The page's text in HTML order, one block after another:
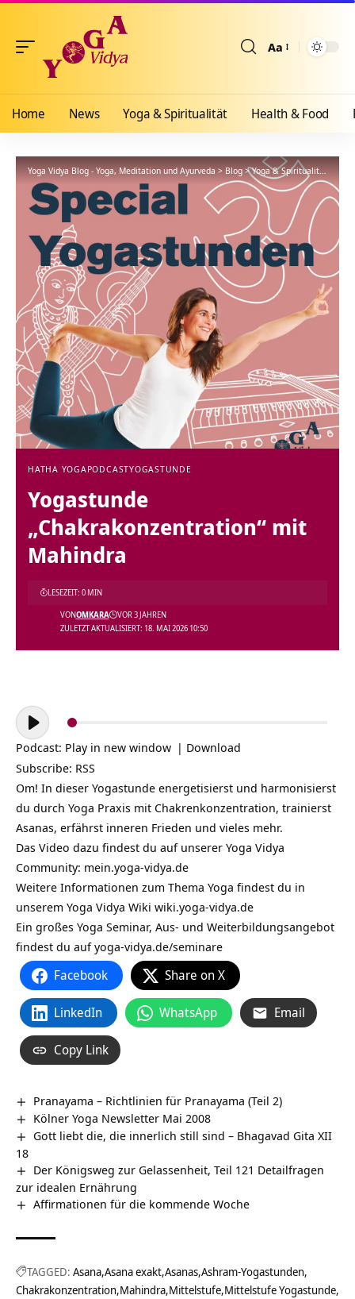
Aa
Home News Yoga & Spiritualität Health & Food
Yoga Vidya Blog - Yoga, Meditation und Ayurveda>Blog>Yoga & Spiritualität >
HATHA YOGAPODCASTYOGASTUNDE
Yogastunde
„Chakrakonzentration“ mit
Mahindra
ZULETZT AKTUALISIERT: 18. MAI 2026 10:50
VONOMKARA VOR 3 JAHREN
LESEZEIT: 0 MIN
Audio-
Player
Podcast: Play in new window | Download
Subscribe: RSS
Om! In dieser Yogastunde energetisierst und harmonisierst
du durch Yoga Praxis mit Chakrenkonzentration, trainierst
Asanas, erfährst inneren Frieden und vieles mehr.
Das Video dazu findest du auf unserer Yoga Vidya
Community: mein.yoga-vidya.de
Weitere Informationen zum Thema Yoga findest du in
unserem Yoga Vidya Wiki wiki.yoga-vidya.de
Ein großes Yoga Seminar, Aus- und Weiterbildungsangebot
findest du aufyoga-vidya.de/seminare
Facebook Share on X
LinkedIn WhatsApp Email
Copy Link
Pranayama – Richtlinien für Pranayama (Teil 2)
Kölner Yoga Newsletter Mai 2008
Gott liebt die, die innerlich still sind – Bhagavad Gita XII
18
Der Königsweg zur Gelassenheit, Teil 121 Detailfragen
zur idealen Ernährung
Affirmationen für die kommende Woche
TAGGED: Asana Asana exakt Asanas Ashram-Yogastunden
Chakrakonzentration Mahindra Mittelstufe Mittelstufe Yogastunde